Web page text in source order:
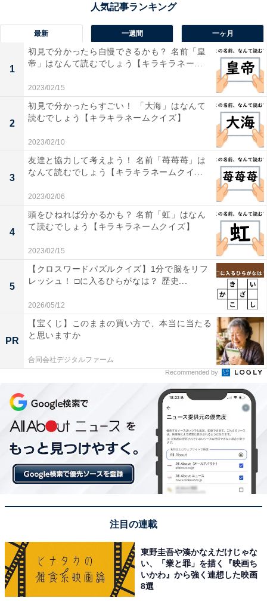
1
最新 一週間 一ヶ月
1
初見で分かったら自慢できるかも？ 名前「皇
帝」はなんて読むでしょう【キラキラネー...
2023/02/15
2
初見で分かったらすごい！ 「大海」はなんて
読むでしょう【キラキラネームクイズ】
2023/02/10
3
友達と協力して考えよう！ 名前「苺苺苺」は
なんて読むでしょう【キラキラネームクイ...
2023/02/06
4
頭をひねれば分かるかも？ 名前「虹」はなん
て読むでしょう【キラキラネームクイズ】
2023/02/15
5
【クロスワードパズルクイズ】1分で脳をリフ
レッシュ！ □に入るひらがなは？ 歴史...
2026/05/12
PR
【宝くじ】このままの買い方で、本当に当たる
と思いますか
合同会社デジタルファーム
Recommended by
注目の連載
東野圭吾や湊かなえだけじゃな
い、「業と罪」を描く『映画ち
いかわ』から強く連想した映画
8選